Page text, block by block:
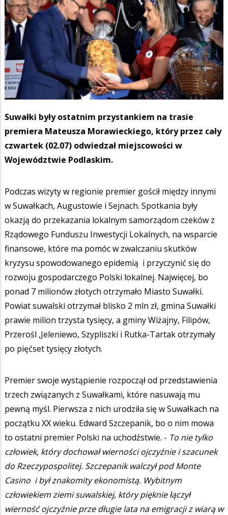
Suwałki były ostatnim przystankiem na trasie
premiera Mateusza Morawieckiego, który przez cały
czwartek (02.07) odwiedzał miejscowości w
Województwie Podlaskim.
Podczas wizyty w regionie premier gościł między innymi
w Suwałkach, Augustowie i Sejnach. Spotkania były
okazją do przekazania lokalnym samorządom czeków z
Rządowego Funduszu Inwestycji Lokalnych, na wsparcie
finansowe, które ma pomóc w zwalczaniu skutków
kryzysu spowodowanego epidemią i przyczynić się do
rozwoju gospodarczego Polski lokalnej. Najwięcej, bo
ponad 7 milionów złotych otrzymało Miasto Suwałki.
Powiat suwalski otrzymał blisko 2 mln zł, gmina Suwałki
prawie milion trzysta tysięcy, a gminy Wiżajny, Filipów,
Przerośl ,Jeleniewo, Szypliszki i Rutka-Tartak otrzymały
po pięćset tysięcy złotych.
Premier swoje wystąpienie rozpoczął od przedstawienia
trzech związanych z Suwałkami, które nasuwają mu
pewną myśl. Pierwsza z nich urodziła się w Suwałkach na
początku XX wieku. Edward Szczepanik, bo o nim mowa
to ostatni premier Polski na uchodźstwie. - To nie tylko
człowiek, który dochował wierności ojczyźnie i szacunek
do Rzeczypospolitej. Szczepanik walczył pod Monte
Casino i był znakomity ekonomistą. Wybitnym
człowiekiem ziemi suwalskiej, który pięknie łączył
wierność ojczyźnie prze długie lata na emigracji z wiarą w